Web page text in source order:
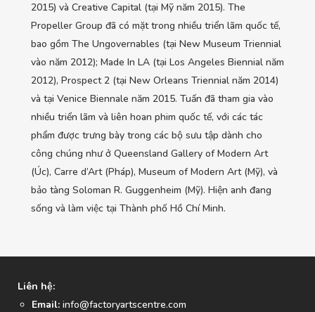
2015) và Creative Capital (tại Mỹ năm 2015). The
Propeller Group đã có mặt trong nhiều triển lãm quốc tế,
bao gồm The Ungovernables (tại New Museum Triennial
vào năm 2012); Made In LA (tại Los Angeles Biennial năm
2012), Prospect 2 (tại New Orleans Triennial năm 2014)
và tại Venice Biennale năm 2015. Tuấn đã tham gia vào
nhiều triển lãm và liên hoan phim quốc tế, với các tác
phẩm được trưng bày trong các bộ sưu tập dành cho
công chúng như ở Queensland Gallery of Modern Art
(Úc), Carre d’Art (Pháp), Museum of Modern Art (Mỹ), và
bảo tàng Soloman R. Guggenheim (Mỹ). Hiện anh đang
sống và làm việc tại Thành phố Hồ Chí Minh.
Liên hệ:
Email: info@factoryartscentre.com